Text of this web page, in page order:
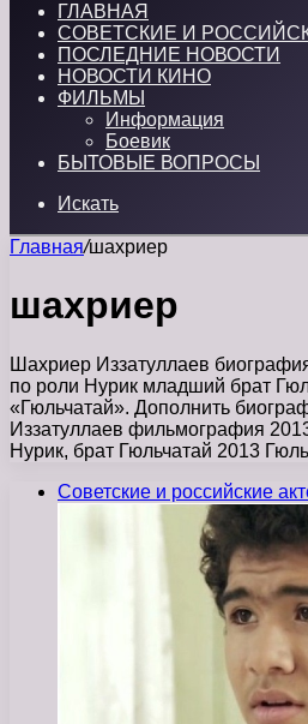
ГЛАВНАЯ
СОВЕТСКИЕ И
ПОСЛЕДНИЕ НОВОСТИ
НОВОСТИ КИНО
ФИЛЬМЫ
Информация
Боевик
БЫТОВЫЕ ВОПРОСЫ
Искать
Главная/шахриер
шахриер
Шахриер Иззатуллаев
по роли Нурик младший брат
«Гюльчатай». Дополнить
Иззатуллаев фильмография
Нурик, брат Гюльчатай 2013
Советские и российские